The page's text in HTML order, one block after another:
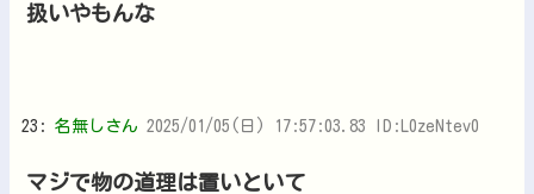
扱いやもんな
23: 名無しさん 2025/01/05(日) 17:57:03.83 ID:L0zeNtev0
マジで物の道理は置いといて